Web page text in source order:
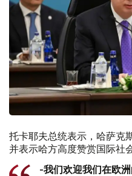
托卡耶夫总统表示，哈萨克
并表示哈方高度赞赏国际社
-我们欢迎我们在欧